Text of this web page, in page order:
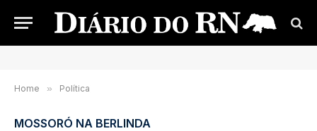
Home » Política
MOSSORÓ NA BERLINDA